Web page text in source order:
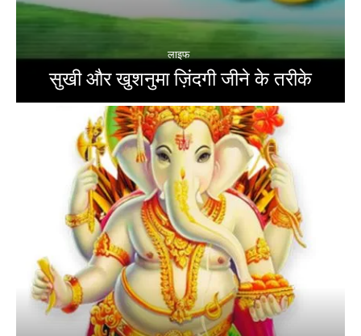
लाइफ
सुखी और खुशनुमा ज़िंदगी जीने के तरीके